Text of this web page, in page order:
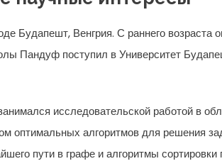
Будапешт, Венгрия. С раннего возраста
Пандуф поступил в Университет
исследовательской работой в
оптимальных алгоритмов для решения
пути в графе и алгоритмы